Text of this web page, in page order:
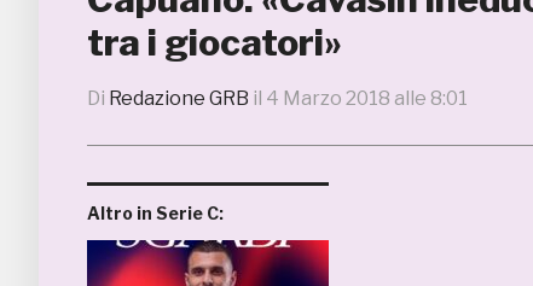
tra i giocatori»
Di Redazione GRB il 4 Marzo 2018 alle 8:01
Altro in Serie C: